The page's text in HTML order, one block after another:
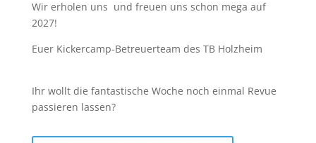
Wir erholen uns und freuen uns schon mega auf
2027!
Euer Kickercamp-Betreuerteam des TB Holzheim
​Ihr wollt die fantastische Woche noch einmal Revue
passieren lassen?